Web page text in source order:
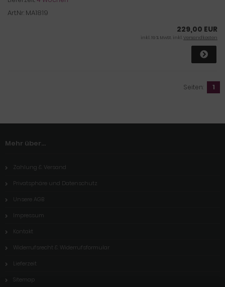
Art.Nr: MA1819
229,00 EUR
inkl. 19 % MwSt. inkl.Versandkosten
Seiten: 1
Mehr über...
Zahlung & Versand
Privatsphäre und Datenschutz
Unsere AGB
Impressum
Kontakt
Widerrufsrecht & Widerrufsformular
Lieferzeit
Sitemap